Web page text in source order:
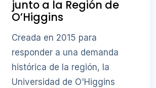
junto a la Región de
O’Higgins
Creada en 2015 para
responder a una demanda
histórica de la región, la
Universidad de O'Higgins